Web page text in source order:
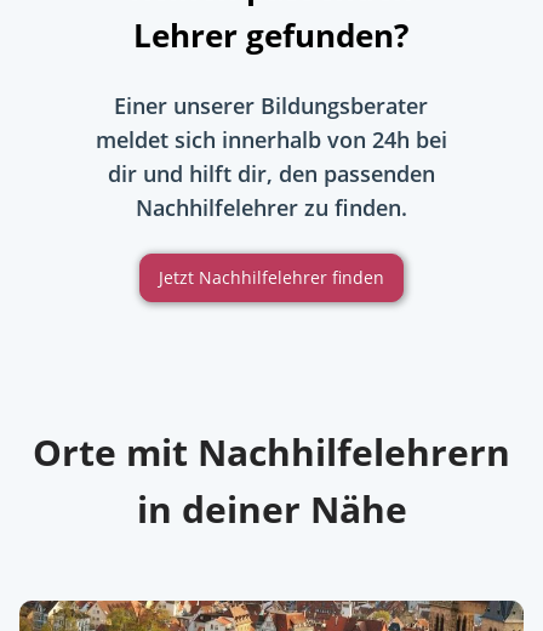
Lehrer gefunden?
Einer unserer Bildungsberater
meldet sich innerhalb von 24h bei
dir und hilft dir, den passenden
Nachhilfelehrer zu finden.
Jetzt Nachhilfelehrer finden
Orte mit Nachhilfelehrern
in deiner Nähe